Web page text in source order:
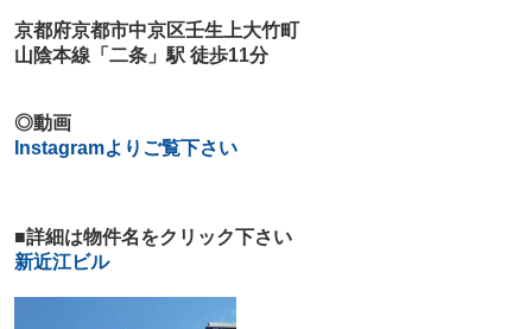
京都府京都市中京区壬生上大竹町
山陰本線「二条」駅 徒歩11分
◎動画
Instagramよりご覧下さい
■詳細は物件名をクリック下さい
新近江ビル